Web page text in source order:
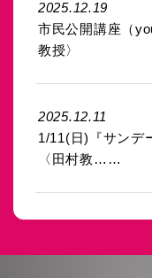
2025.12.19
市民公開講座（
教授〉
2025.12.11
1/11(日)『サンデ
〈田村教……